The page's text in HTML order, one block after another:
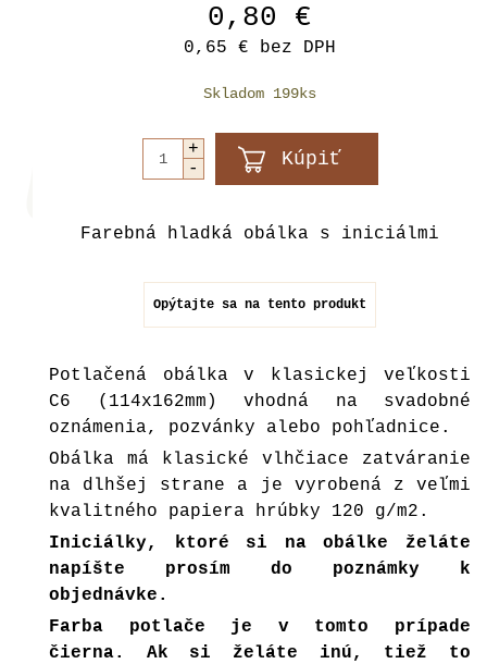
0,80 €
0,65 € bez DPH
Skladom 199ks
Farebná hladká obálka s iniciálmi
Opýtajte sa na tento produkt
Potlačená obálka v klasickej veľkosti
C6 (114x162mm) vhodná na svadobné
oznámenia, pozvánky alebo pohľadnice.
Obálka má klasické vlhčiace zatváranie
na dlhšej strane a je vyrobená z veľmi
kvalitného papiera hrúbky 120 g/m2.
Iniciálky, ktoré si na obálke želáte
napíšte prosím do poznámky k
objednávke.
Farba potlače je v tomto prípade
čierna. Ak si želáte inú, tiež to